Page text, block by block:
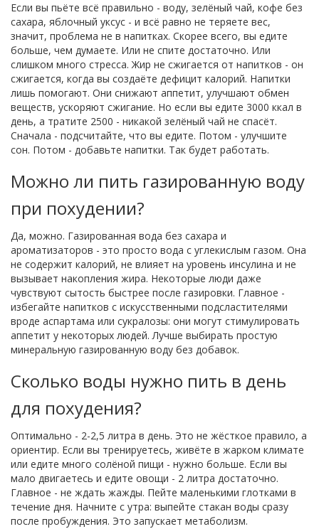
Если вы пьёте всё правильно - воду, зелёный чай, кофе без
сахара, яблочный уксус - и всё равно не теряете вес,
значит, проблема не в напитках. Скорее всего, вы едите
больше, чем думаете. Или не спите достаточно. Или
слишком много стресса. Жир не сжигается от напитков - он
сжигается, когда вы создаёте дефицит калорий. Напитки
лишь помогают. Они снижают аппетит, улучшают обмен
веществ, ускоряют сжигание. Но если вы едите 3000 ккал в
день, а тратите 2500 - никакой зелёный чай не спасёт.
Сначала - подсчитайте, что вы едите. Потом - улучшите
сон. Потом - добавьте напитки. Так будет работать.
Можно ли пить газированную воду
при похудении?
Да, можно. Газированная вода без сахара и
ароматизаторов - это просто вода с углекислым газом. Она
не содержит калорий, не влияет на уровень инсулина и не
вызывает накопления жира. Некоторые люди даже
чувствуют сытость быстрее после газировки. Главное -
избегайте напитков с искусственными подсластителями
вроде аспартама или сукралозы: они могут стимулировать
аппетит у некоторых людей. Лучше выбирать простую
минеральную газированную воду без добавок.
Сколько воды нужно пить в день
для похудения?
Оптимально - 2-2,5 литра в день. Это не жёсткое правило, а
ориентир. Если вы тренируетесь, живёте в жарком климате
или едите много солёной пищи - нужно больше. Если вы
мало двигаетесь и едите овощи - 2 литра достаточно.
Главное - не ждать жажды. Пейте маленькими глотками в
течение дня. Начните с утра: выпейте стакан воды сразу
после пробуждения. Это запускает метаболизм.